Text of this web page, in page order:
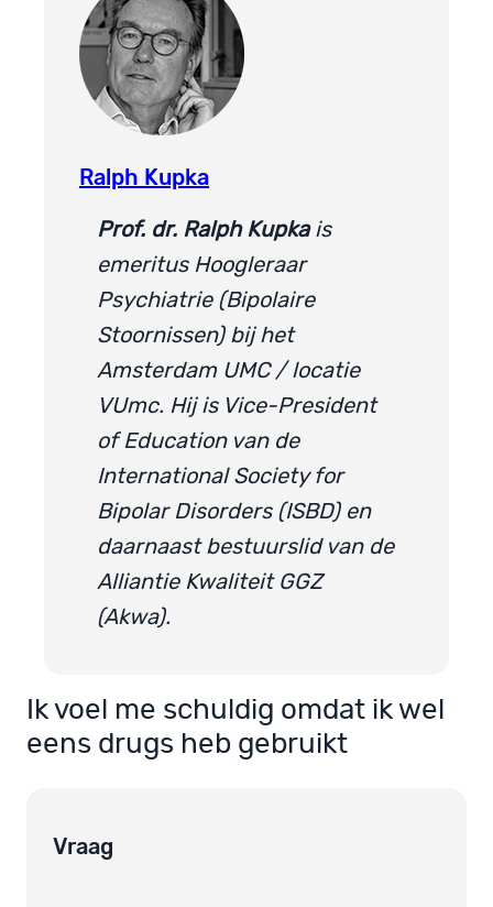
Ralph Kupka
Prof. dr. Ralph Kupkais
emeritus Hoogleraar
Psychiatrie (Bipolaire
Stoornissen) bij het
Amsterdam UMC / locatie
VUmc. Hij is Vice-President
of Education van de
International Society for
Bipolar Disorders (ISBD) en
daarnaast bestuurslid van de
Alliantie Kwaliteit GGZ
(Akwa).
Ik voel me schuldig omdat ik wel
eens drugs heb gebruikt
Vraag